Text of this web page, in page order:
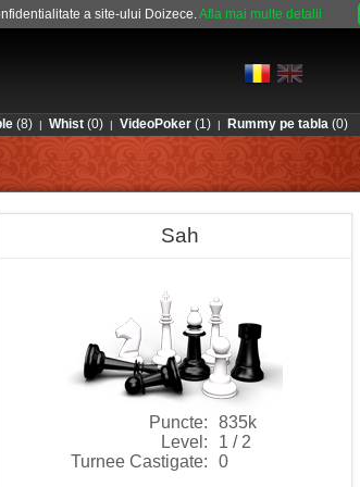
a site-ului Doizece.Afla mai multe detalii
(8) | Whist (0) | VideoPoker (1) | Rummy pe tabla (0)
Sah
Puncte:
835k
Level:
1 / 2
Turnee Castigate:
0